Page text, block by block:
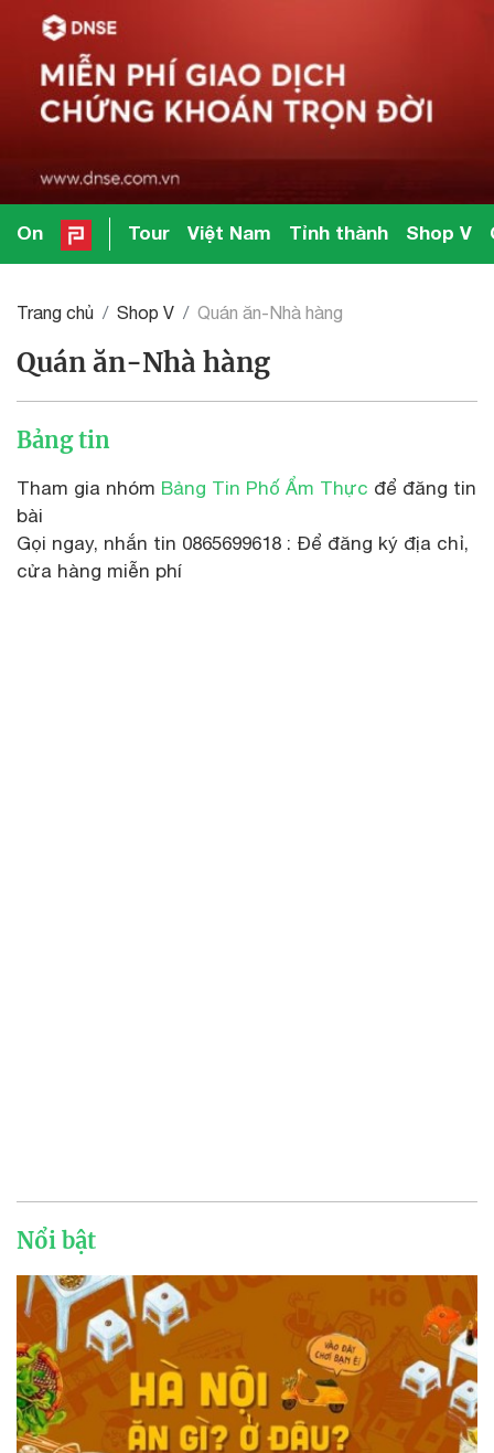
On Tour Việt Nam Tỉnh thành Shop V
Trang chủ Shop V Quán ăn-Nhà hàng
Quán ăn-Nhà hàng
Bảng tin
Tham gia nhóm Bảng Tin Phố Ẩm Thực để đăng tin
bài
Gọi ngay, nhắn tin 0865699618 : Để đăng ký địa chỉ,
cửa hàng miễn phí
Nổi bật